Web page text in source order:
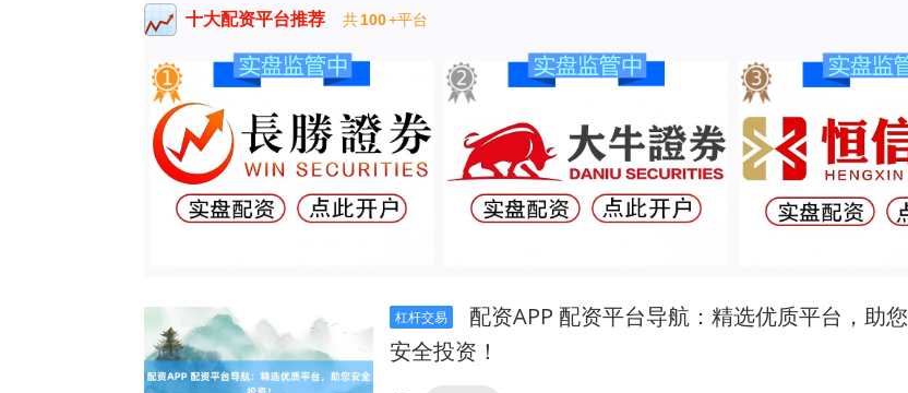
十大配资平台推荐 共100+平台
杠杆交易
配资APP 配资平台导航：精选优质平台，助您
安全投资！